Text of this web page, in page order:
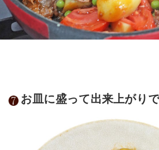
お皿に盛って出来上がり